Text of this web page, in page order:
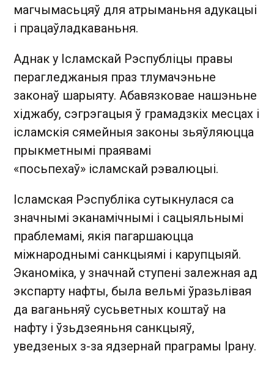
магчымасьцяў для атрыманьня адукацыі
і працаўладкаваньня.
Аднак у Ісламскай Рэспубліцы правы
перагледжаныя праз тлумачэньне
законаў шарыяту. Абавязковае нашэньне
хіджабу, сэгрэгацыя ў грамадзкіх месцах і
ісламскія сямейныя законы зьяўляюцца
прыкметнымі праявамі
«посьпехаў» ісламскай рэвалюцыі.
Ісламская Рэспубліка сутыкнулася са
значнымі эканамічнымі і сацыяльнымі
праблемамі, якія пагаршаюцца
міжнароднымі санкцыямі і карупцыяй.
Эканоміка, у значнай ступені залежная ад
экспарту нафты, была вельмі ўразьлівая
да ваганьняў сусьветных коштаў на
нафту і ўзьдзеяньня санкцыяў,
уведзеных з-за ядзернай праграмы Ірану.